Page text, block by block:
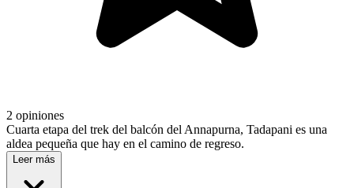
2 opiniones
Cuarta etapa del trek del balcón del Annapurna, Tadapani es una
aldea pequeña que hay en el camino de regreso.
Leer más